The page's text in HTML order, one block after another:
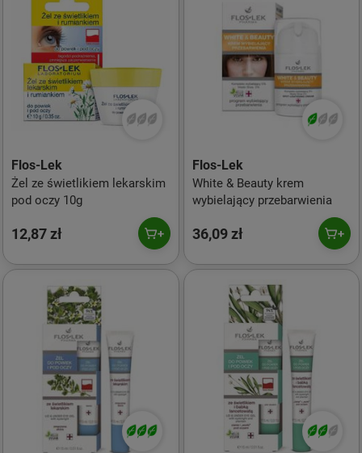
Flos-Lek
Żel ze świetlikiem lekarskim
pod oczy 10g
12,87 zł
Flos-Lek
White & Beauty krem
wybielający przebarwienia
36,09 zł